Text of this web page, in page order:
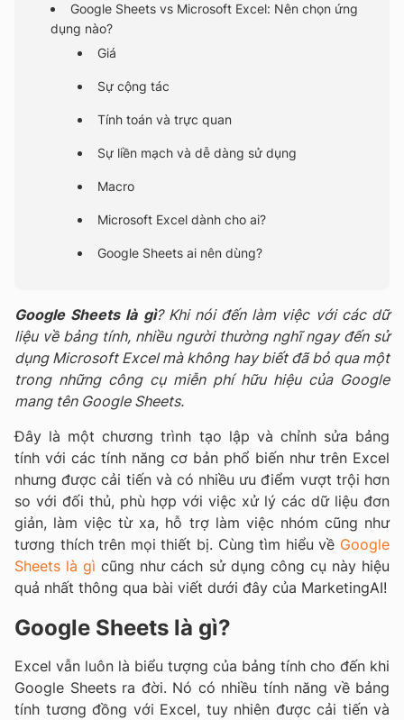
Google Sheets vs Microsoft Excel: Nên chọn ứng
dụng nào?
Giá
Sự cộng tác
Tính toán và trực quan
Sự liền mạch và dễ dàng sử dụng
Macro
Microsoft Excel dành cho ai?
Google Sheets ai nên dùng?
Google Sheets là gì? Khi nói đến làm việc với các dữ
liệu về bảng tính, nhiều người thường nghĩ ngay đến sử
dụng Microsoft Excel mà không hay biết đã bỏ qua một
trong những công cụ miễn phí hữu hiệu của Google
mang tên Google Sheets.
Đây là một chương trình tạo lập và chỉnh sửa bảng
tính với các tính năng cơ bản phổ biến như trên Excel
nhưng được cải tiến và có nhiều ưu điểm vượt trội hơn
so với đối thủ, phù hợp với việc xử lý các dữ liệu đơn
giản, làm việc từ xa, hỗ trợ làm việc nhóm cũng như
tương thích trên mọi thiết bị. Cùng tìm hiểu về Google
Sheets là gì cũng như cách sử dụng công cụ này hiệu
quả nhất thông qua bài viết dưới đây của MarketingAI!
Google Sheets là gì?
Excel vẫn luôn là biểu tượng của bảng tính cho đến khi
Google Sheets ra đời. Nó có nhiều tính năng về bảng
tính tương đồng với Excel, tuy nhiên được cải tiến và